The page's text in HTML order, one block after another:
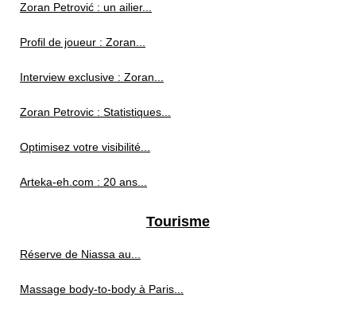
Zoran Petrović : un ailier...
Profil de joueur : Zoran...
Interview exclusive : Zoran...
Zoran Petrovic : Statistiques...
Optimisez votre visibilité...
Arteka-eh.com : 20 ans...
Tourisme
Réserve de Niassa au...
Massage body-to-body à Paris...